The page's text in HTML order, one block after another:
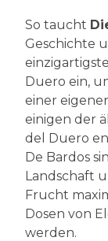
So taucht
Geschichte
Duero ein,
einer
einigen der
del Duero
De Bardos
Landschaft
Frucht
Dosen von
werden.